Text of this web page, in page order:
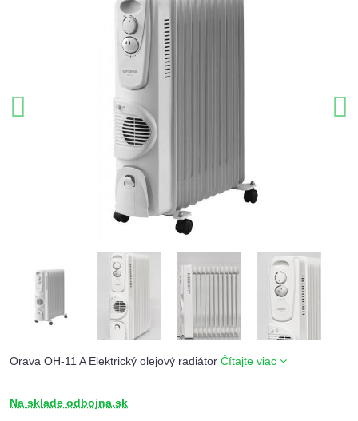
Orava OH-11 A Elektrický olejový radiátor Čítajte viac
Na sklade odbojna.sk